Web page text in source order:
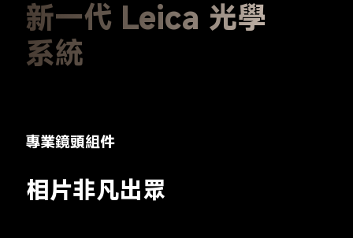
新一代 Leica 光學
系統
專業鏡頭組件
相片非凡出眾